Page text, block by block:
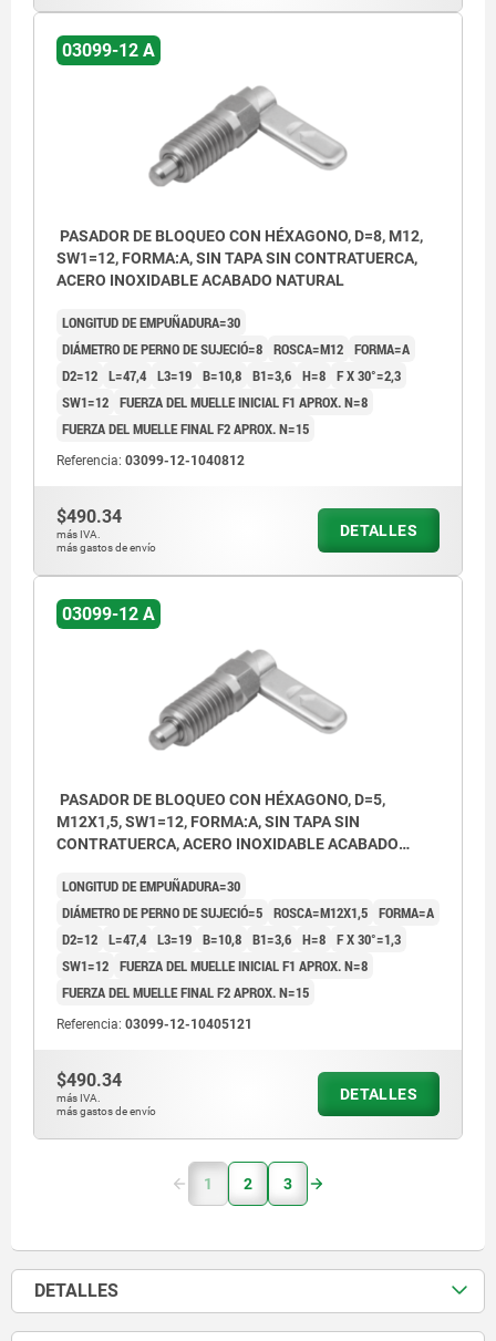
03099-12 A
PASADOR DE BLOQUEO CON HÉXAGONO, D=8, M12,
SW1=12, FORMA:A, SIN TAPA SIN CONTRATUERCA,
ACERO INOXIDABLE ACABADO NATURAL
LONGITUD DE EMPUÑADURA=30
DIÁMETRO DE PERNO DE SUJECIÓ=8 ROSCA=M12 FORMA=A
D2=12 L=47,4 L3=19 B=10,8 B1=3,6 H=8 F X 30°=2,3
SW1=12 FUERZA DEL MUELLE INICIAL F1 APROX. N=8
FUERZA DEL MUELLE FINAL F2 APROX. N=15
Referencia: 03099-12-1040812
$490.34
más IVA.
más gastos de envío
DETALLES
03099-12 A
PASADOR DE BLOQUEO CON HÉXAGONO, D=5,
M12X1,5, SW1=12, FORMA:A, SIN TAPA SIN
CONTRATUERCA, ACERO INOXIDABLE ACABADO
LONGITUD DE EMPUÑADURA=30
DIÁMETRO DE PERNO DE SUJECIÓ=5 ROSCA=M12X1,5 FORMA=A
D2=12 L=47,4 L3=19 B=10,8 B1=3,6 H=8 F X 30°=1,3
SW1=12 FUERZA DEL MUELLE INICIAL F1 APROX. N=8
FUERZA DEL MUELLE FINAL F2 APROX. N=15
Referencia: 03099-12-10405121
$490.34
más IVA.
más gastos de envío
DETALLES
1 2 3
DETALLES